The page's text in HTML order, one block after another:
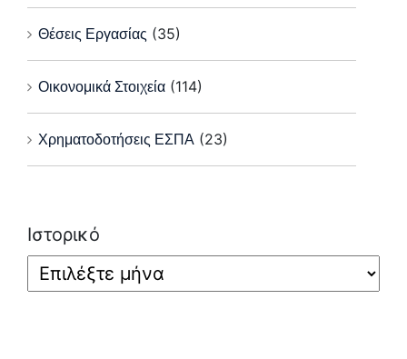
Θέσεις Εργασίας (35)
Οικονομικά Στοιχεία (114)
Χρηματοδοτήσεις ΕΣΠΑ (23)
Ιστορικό